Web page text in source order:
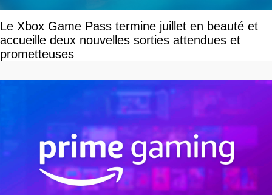
Le Xbox Game Pass termine juillet en beauté et
accueille deux nouvelles sorties attendues et
prometteuses